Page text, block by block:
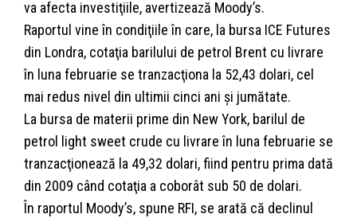
va afecta investiţiile, avertizează Moody’s.
Raportul vine în condiţiile în care, la bursa ICE Futures
din Londra, cotaţia barilului de petrol Brent cu livrare
în luna februarie se tranzacţiona la 52,43 dolari, cel
mai redus nivel din ultimii cinci ani şi jumătate.
La bursa de materii prime din New York, barilul de
petrol light sweet crude cu livrare în luna februarie se
tranzacţionează la 49,32 dolari, fiind pentru prima dată
din 2009 când cotaţia a coborât sub 50 de dolari.
În raportul Moody’s, spune RFI, se arată că declinul